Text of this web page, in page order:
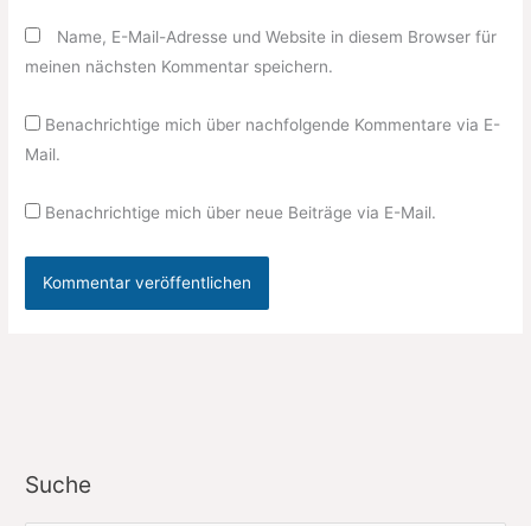
Name, E-Mail-Adresse und Website in diesem Browser für
meinen nächsten Kommentar speichern.
Benachrichtige mich über nachfolgende Kommentare via E-
Mail.
Benachrichtige mich über neue Beiträge via E-Mail.
Suche